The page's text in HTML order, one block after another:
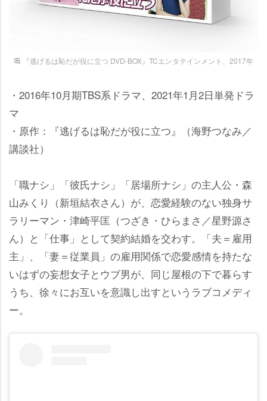
『逃げるは恥だが役に立つ DVD-BOX』TCエンタテインメント、2017年
・2016年10月期TBS系ドラマ、2021年1月2日単発ドラ
マ
・原作：『逃げるは恥だが役に立つ』（海野つなみ／
講談社）
「職ナシ」「彼氏ナシ」「居場所ナシ」の主人公・森
山みくり（新垣結衣さん）が、恋愛経験のない独身サ
ラリーマン・津崎平匡（つざき・ひらまさ／星野源さ
ん）と「仕事」として契約結婚を交わす。「夫＝雇用
主」、「妻＝従業員」の雇用関係で恋愛感情を持たな
いはずの妄想女子とウブ男が、同じ屋根の下で暮らす
うち、徐々にお互いを意識し出すというラブコメディ
ー。